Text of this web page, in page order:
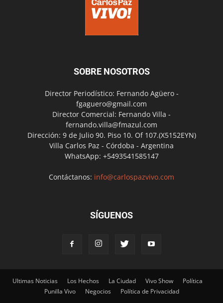
SOBRE NOSOTROS
Director Periodístico: Fernando Agüero -
fgaguero@gmail.com
Director Comercial: Fernando Villa -
fernando.villa@fmazul.com
Dirección: 9 de Julio 90. Piso 10. Of 107.(X5152EYN)
Villa Carlos Paz - Córdoba - Argentina
WhatsApp: +5493541585147
Contáctanos: info@carlospazvivo.com
SÍGUENOS
Ultimas Noticias Los Hechos La Ciudad Vivo Show
Política
Punilla Vivo
Negocios Política de Privacidad